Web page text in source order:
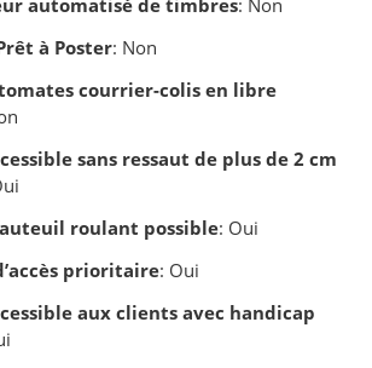
automatisé de timbres: Non
à Poster: Non
courrier-colis en libre
sans ressaut de plus de 2 cm
roulant possible: Oui
prioritaire: Oui
aux clients avec handicap